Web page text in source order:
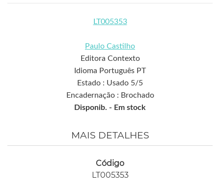
LT005353
Paulo Castilho
Editora Contexto
Idioma Português PT
Estado : Usado 5/5
Encadernação : Brochado
Disponib. - Em stock
MAIS DETALHES
Código
LT005353